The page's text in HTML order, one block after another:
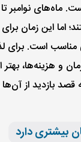
ماه‌های نوامبر تا
اما این زمان
است. برای
و هزینه‌ها،
بازدید از آن‌ها
بیشتری دارد